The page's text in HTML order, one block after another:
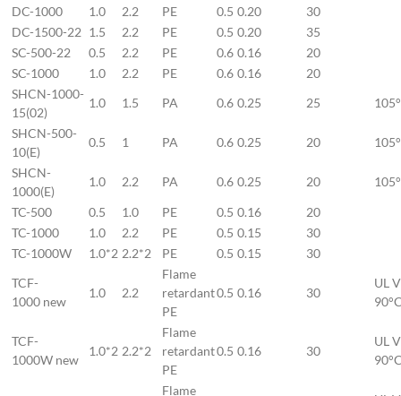
DC-1000
1.0 2.2 PE 0.5 0.20
30
DC-1500-22 1.5 2.2 PE 0.5 0.20
35
SC-500-22
0.5 2.2 PE 0.6 0.16
20
SC-1000
1.0 2.2 PE 0.6 0.16
20
SHCN-1000-
15(02)
1.0 1.5 PA 0.6 0.25 25
SHCN-500-
10(E)
0.5 1 PA 0.6 0.25 20
SHCN-
1000(E)
1.0 2.2 PA 0.6 0.25 20
TC-500
0.5 1.0 PE 0.5 0.16
20
TC-1000
1.0 2.2 PE 0.5 0.15
30
TC-1000W
1.0*2 2.2*2 PE 0.5 0.15
30
TCF-
1000 new
1.0 2.2
Flame
retardant
PE
0.5 0.16 30
UL
TCF-
1000W new
1.0*2 2.2*2
Flame
retardant
PE
0.5 0.16 30
UL
Flame